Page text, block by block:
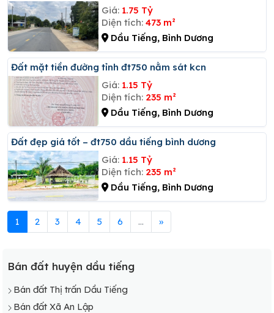
Giá: 1.75 Tỷ
Diện tích: 473 m²
Dầu Tiếng, Bình Dương
đất mặt tiền đường tỉnh đt750 nằm sát kcn
Giá: 1.15 Tỷ
Diện tích: 235 m²
Dầu Tiếng, Bình Dương
đất đẹp giá tốt – đt750 dầu tiếng bình dương
Giá: 1.15 Tỷ
Diện tích: 235 m²
Dầu Tiếng, Bình Dương
1 2 3 4 5 6 ... »
Bán đất huyện dầu tiếng
Bán đất Thị trấn Dầu Tiếng
Bán đất Xã An Lập